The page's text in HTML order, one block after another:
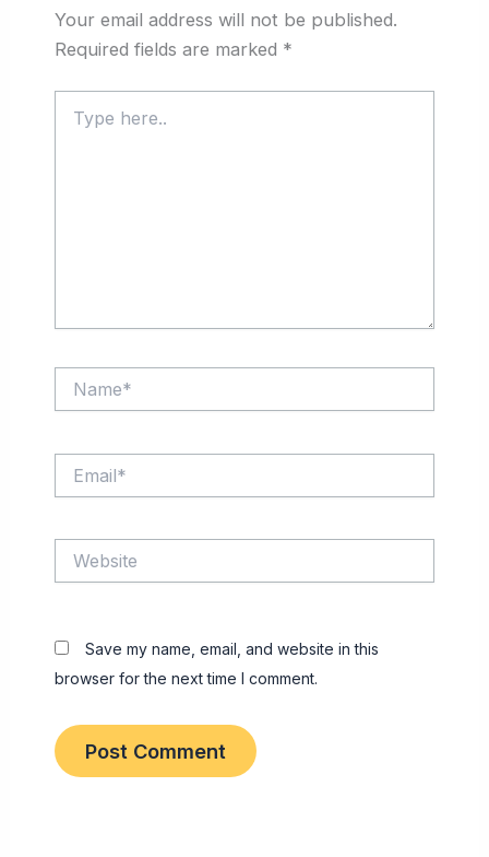
Your email address will not be published.
Required fields are marked *
here..
Save my name, email, and website in this
browser for the next time I comment.